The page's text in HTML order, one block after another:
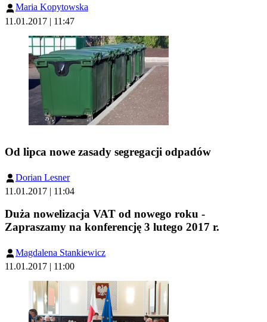
Maria Kopytowska
11.01.2017 | 11:47
Od lipca nowe zasady segregacji odpadów
Dorian Lesner
11.01.2017 | 11:04
Duża nowelizacja VAT od nowego roku -
Zapraszamy na konferencję 3 lutego 2017 r.
Magdalena Stankiewicz
11.01.2017 | 11:00